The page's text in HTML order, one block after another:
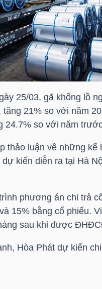
25/03, gã khổng lồ
21% so với năm
24.7% so với năm
thảo luận về những kế
kiến diễn ra tại Hà
phương án chi trả
15% bằng cổ phiếu.
sau khi được
Hòa Phát dự kiến